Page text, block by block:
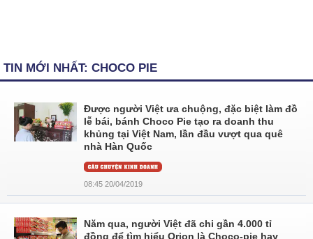
TIN MỚI NHẤT: CHOCO PIE
Được người Việt ưa chuộng, đặc biệt làm đồ
lễ bái, bánh Choco Pie tạo ra doanh thu
khủng tại Việt Nam, lần đầu vượt qua quê
nhà Hàn Quốc
08:45 20/04/2019
Năm qua, người Việt đã chi gần 4.000 tỉ
đồng để tìm hiểu Orion là Choco-pie hay